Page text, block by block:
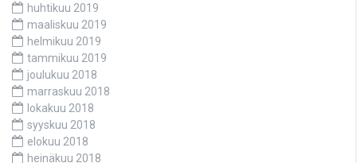
huhtikuu 2019
maaliskuu 2019
helmikuu 2019
tammikuu 2019
joulukuu 2018
marraskuu 2018
lokakuu 2018
syyskuu 2018
elokuu 2018
heinäkuu 2018